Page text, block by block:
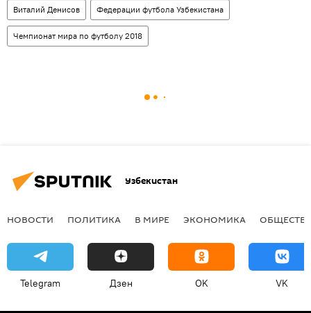
Виталий Денисов Федерации футбола Узбекистана
Чемпионат мира по футболу 2018
Узбекистан
НОВОСТИ ПОЛИТИКА В МИРЕ ЭКОНОМИКА
Telegram Дзен OK VK